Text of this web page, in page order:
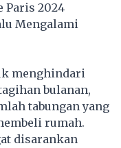
Paris 2024
Mengalami
menghindari
bulanan,
tabungan yang
rumah.
disarankan